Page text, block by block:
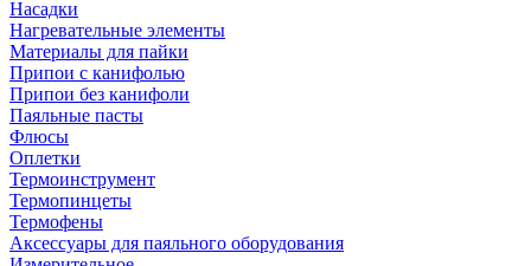
Насадки
Нагревательные элементы
Материалы для пайки
Припои с канифолью
Припои без канифоли
Паяльные пасты
Флюсы
Оплетки
Термоинструмент
Термопинцеты
Термофены
Аксессуары для паяльного оборудования